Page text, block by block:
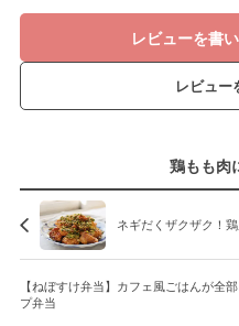
レビューを書
レビュー
鶏もも肉
ネギだくザクザク！
【ねぼすけ弁当】カフェ風ごはんが全
プ弁当